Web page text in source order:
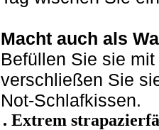
Macht auch als
Befüllen Sie sie
verschließen Sie
Not-Schlafkissen.
Extrem